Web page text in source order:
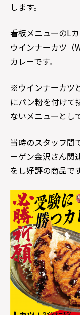
します。
看板メニューのL
ウインナーカツ（
カレーです。
※ウインナーカツ
にパン粉を付けて
ないメニューとし
当時のスタッフ間
ーゲン金沢さん関
をし好評の商品です